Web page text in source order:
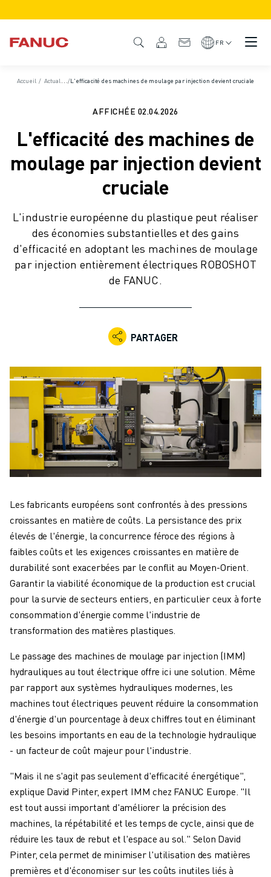
APERÇU DU PRODUIT
FONCTIONS/OPTIONS DE LA CNC
SIMULATION - DIGITAL TWIN SOLUTIONS
SOLUTIONS DE RETROFIT
MODÈLES CNC AVANCÉS
ROBOTS
RECHERCHE DE ROBOTS
ACCESSOIRES POUR ROBOTS
LOGICIEL DE SIMULATION
PRODUITS DE ROBOTIQUE ÉDUCATIVE
AUTOMATISATION DES ROBOTS
ROBOTS DE SOUDAGE À L'ARC
ROBOTS ARTICULÉS
SÉRIE ARC MATE
SÉRIE M-900
ROBOTS POUR L'ALIMENTATION ET LES SALLES BLANCHES
ROBOTS DE PEINTURE
ROBOTS PALETTISEURS
ROBOTS SCARA
CENTRES D'USINAGE CNC COMPACTS
RECHERCHE DE ROBODRILL
ROBODRILL CENTRES D'USINAGE CNC COMPACTS
ROBODRILL MATÉRIEL
LOGICIEL ROBODRILL
DURABILITÉ DU ROBODRILL
ROBODRILL ENSEMBLE DE ROBOTS
ROBODRILL KIT PÉDAGOGIQUE
MACHINES DE MOULAGE PAR INJECTION ÉLECTRIQUES
RECHERCHE DE ROBOSHOT
ROBOSHOT MACHINES DE MOULAGE PAR INJECTION ÉLECTRIQUES
ROBOSHOT MATÉRIEL
DURABILITÉ DU ROBOSHOT
ROBOSHOT ENSEMBLE DE ROBOTS
ROBOSHOT MAINTENANCE PRÉVENTIVE
COÛT TOTAL D'UNE ROBOSHOT
MACHINES D'ÉLECTROÉROSION PAR FIL
ROBOCUT MACHINES D'ÉLECTROÉROSION À FIL
FR
Accueil / Actualités et médias /Actualités et communiqués de presse /Actualités
/L'efficacité des machines de moulage par injection devient cruciale
AFFICHÉE 02.04.2026
L'efficacité des machines de
moulage par injection devient
cruciale
L'industrie européenne du plastique peut réaliser
des économies substantielles et des gains
d'efficacité en adoptant les machines de moulage
par injection entièrement électriques ROBOSHOT
de FANUC.
PARTAGER
Les fabricants européens sont confrontés à des pressions
croissantes en matière de coûts. La persistance des prix
élevés de l'énergie, la concurrence féroce des régions à
faibles coûts et les exigences croissantes en matière de
durabilité sont exacerbées par le conflit au Moyen-Orient.
Garantir la viabilité économique de la production est crucial
pour la survie de secteurs entiers, en particulier ceux à forte
consommation d'énergie comme l'industrie de
transformation des matières plastiques.
Le passage des machines de moulage par injection (IMM)
hydrauliques au tout électrique offre ici une solution. Même
par rapport aux systèmes hydrauliques modernes, les
machines tout électriques peuvent réduire la consommation
d'énergie d'un pourcentage à deux chiffres tout en éliminant
les besoins importants en eau de la technologie hydraulique
- un facteur de coût majeur pour l'industrie.
"Mais il ne s'agit pas seulement d'efficacité énergétique",
explique David Pinter, expert IMM chez FANUC Europe. "Il
est tout aussi important d'améliorer la précision des
machines, la répétabilité et les temps de cycle, ainsi que de
réduire les taux de rebut et l'espace au sol." Selon David
Pinter, cela permet de minimiser l'utilisation des matières
premières et d'économiser sur les coûts inutiles liés à